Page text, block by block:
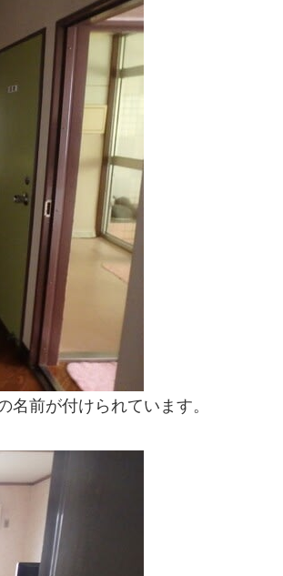
前が付けられています。